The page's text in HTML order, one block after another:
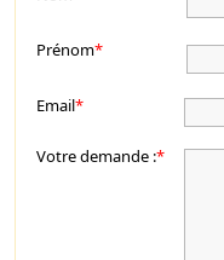
Prénom*
Email*
Votre demande :*